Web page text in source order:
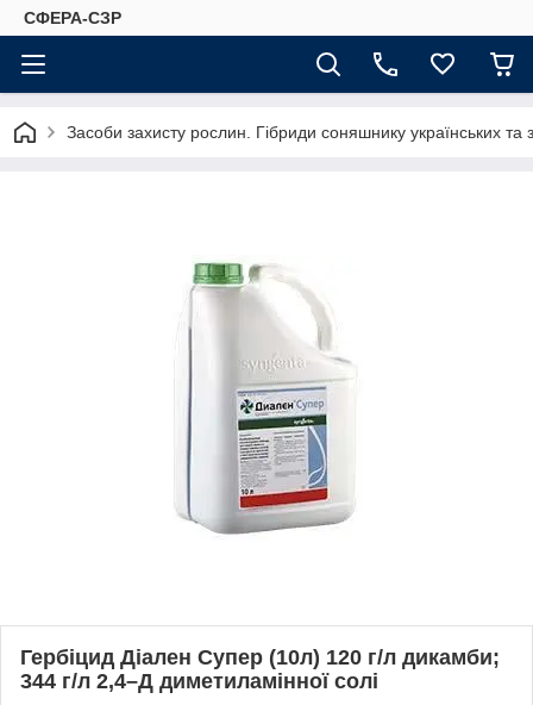
СФЕРА-СЗР
Засоби захисту рослин. Гібриди соняшнику українських та
Гербіцид Діален Супер (10л) 120 г/л дикамби;
344 г/л 2,4–Д диметиламінної солі